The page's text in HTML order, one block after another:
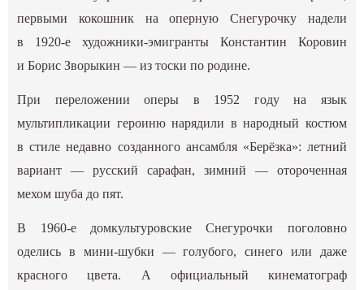
первыми кокошник на оперную Снегурочку надели
в 1920-е художники-эмигранты Константин Коровин
и Борис Зворыкин — из тоски по родине.
При переложении оперы в 1952 году на язык
мультипликации героиню нарядили в народный костюм
в стиле недавно созданного ансамбля «Берёзка»: летний
вариант — русский сарафан, зимний — отороченная
мехом шуба до пят.
В 1960-е домкультуровские Снегурочки поголовно
оделись в мини-шубки — голубого, синего или даже
красного цвета. А официальный кинематограф